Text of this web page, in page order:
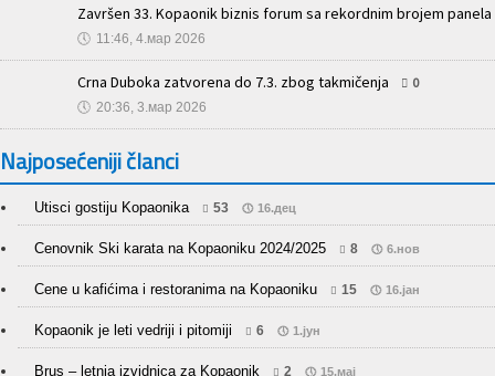
Završen 33. Kopaonik biznis forum sa rekordnim brojem
🕔 11:46, 4.мар 2026
Crna Duboka zatvorena do 7.3. zbog takmičenja 0
🕔 20:36, 3.мар 2026
Najposećeniji članci
Utisci gostiju Kopaonika 53 16.дец
Cenovnik Ski karata na Kopaoniku 2024/2025 8 6.нов
Cene u kafićima i restoranima na Kopaoniku 15 16.јан
Kopaonik je leti vedriji i pitomiji 6 1.јун
Brus – letnja izvidnica za Kopaonik 2 15.мај